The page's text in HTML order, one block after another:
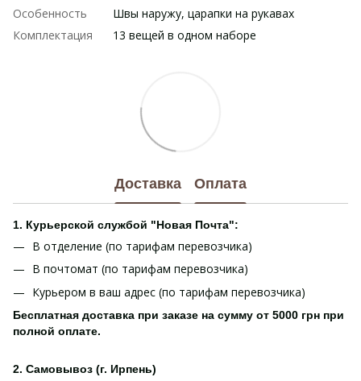
Особенность
Швы наружу, царапки на рукавах
Комплектация
13 вещей в одном наборе
Доставка Оплата
1. Курьерской службой "Новая Почта":
В отделение (по тарифам перевозчика)
В почтомат (по тарифам перевозчика)
Курьером в ваш адрес (по тарифам перевозчика)
Бесплатная доставка при заказе на сумму от 5000 грн при
полной оплате.
2. Самовывоз (г. Ирпень)